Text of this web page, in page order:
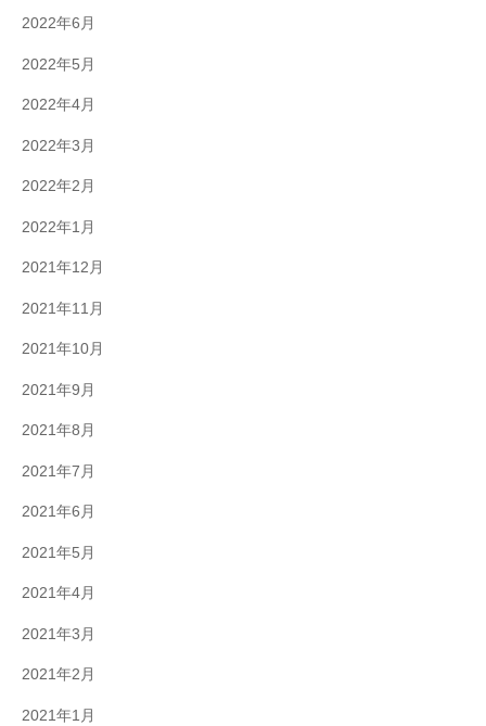
2022年6月
2022年5月
2022年4月
2022年3月
2022年2月
2022年1月
2021年12月
2021年11月
2021年10月
2021年9月
2021年8月
2021年7月
2021年6月
2021年5月
2021年4月
2021年3月
2021年2月
2021年1月